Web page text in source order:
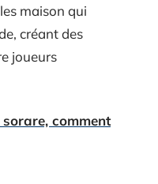
maison qui
créant des
joueurs
comment